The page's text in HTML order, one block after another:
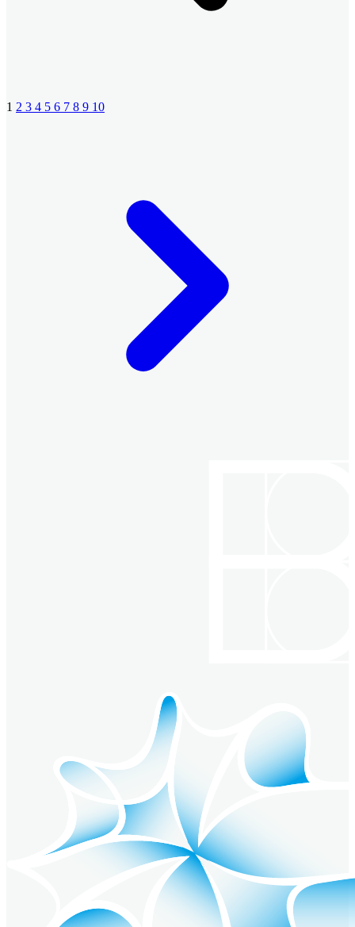
1 2 3 4 5 6 7 8 9 10